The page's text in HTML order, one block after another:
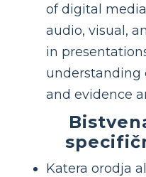
of digital
audio, visual,
in
understanding
and evidence
Katera orodja